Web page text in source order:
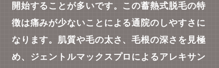
開始することが多いです。この蓄熱式脱毛の特
徴は痛みが少ないことによる通院のしやすさに
なります。肌質や毛の太さ、毛根の深さを見極
め、ジェントルマックスプロによるアレキサン